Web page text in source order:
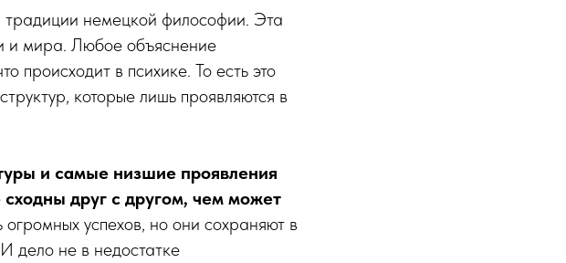
немецкой философии. Эта
и мира. Любое объяснение
происходит в психике. То есть это
которые лишь проявляются в
и самые низшие проявления
друг с другом, чем может
успехов, но они сохраняют в
дело не в недостатке